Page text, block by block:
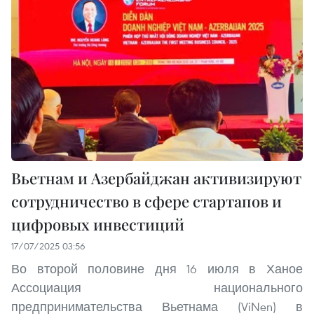
Вьетнам и Азербайджан активизируют
сотрудничество в сфере стартапов и
цифровых инвестиций
17/07/2025 03:56
Во второй половине дня 16 июля в Ханое
Ассоциация национального
предпринимательства Вьетнама (ViNen) в